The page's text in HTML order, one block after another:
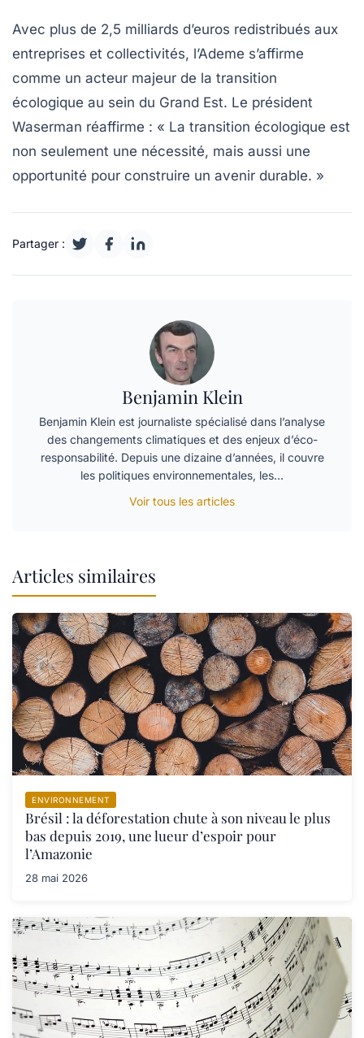
Avec plus de 2,5 milliards d’euros redistribués aux
entreprises et collectivités, l’Ademe s’affirme
comme un acteur majeur de la transition
écologique au sein du Grand Est. Le président
Waserman réaffirme : « La transition écologique est
non seulement une nécessité, mais aussi une
opportunité pour construire un avenir durable. »
Partager :
Benjamin Klein
Benjamin Klein est journaliste spécialisé dans l’analyse
des changements climatiques et des enjeux d’éco-
responsabilité. Depuis une dizaine d’années, il couvre
les politiques environnementales, les…
Voir tous les articles
Articles similaires
ENVIRONNEMENT
Brésil : la déforestation chute à son niveau le plus
bas depuis 2019, une lueur d’espoir pour
l’Amazonie
28 mai 2026